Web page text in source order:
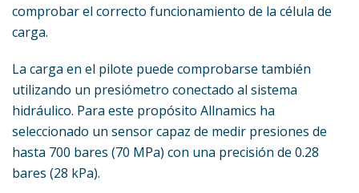
comprobar el correcto funcionamiento de la célula de
carga.
La carga en el pilote puede comprobarse también
utilizando un presiómetro conectado al sistema
hidráulico. Para este propósito Allnamics ha
seleccionado un sensor capaz de medir presiones de
hasta 700 bares (70 MPa) con una precisión de 0.28
bares (28 kPa).